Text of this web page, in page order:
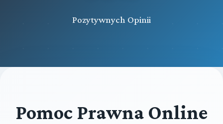
Pozytywnych Opinii
Pomoc Prawna Online